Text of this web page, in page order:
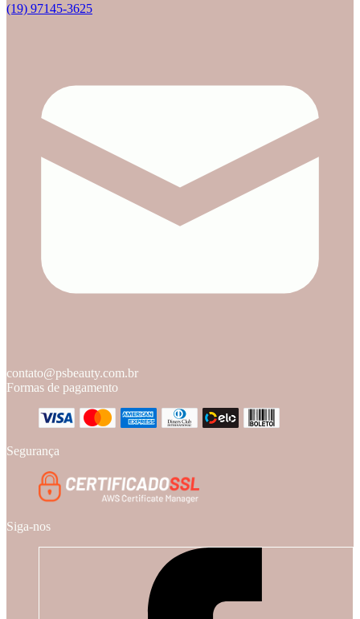
(19) 97145-3625
contato@psbeauty.com.br
Formas de pagamento
Segurança
Siga-nos